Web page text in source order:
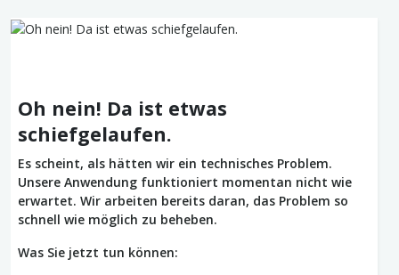
Oh nein! Da ist etwas
schiefgelaufen.
Es scheint, als hätten wir ein technisches Problem.
Unsere Anwendung funktioniert momentan nicht wie
erwartet. Wir arbeiten bereits daran, das Problem so
schnell wie möglich zu beheben.
Was Sie jetzt tun können: